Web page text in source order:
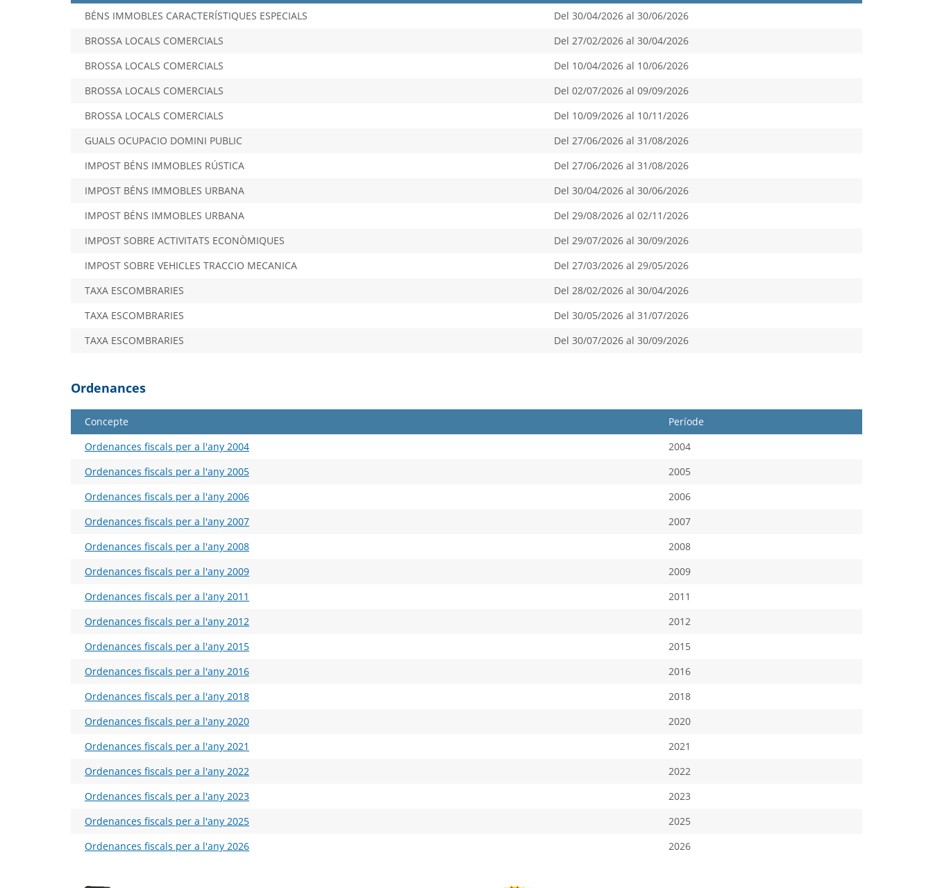
BÉNS IMMOBLES CARACTERÍSTIQUES ESPECIALS
Del 30/04/2026 al 30/06/2026
BROSSA LOCALS COMERCIALS
Del 27/02/2026 al 30/04/2026
BROSSA LOCALS COMERCIALS
Del 10/04/2026 al 10/06/2026
BROSSA LOCALS COMERCIALS
Del 02/07/2026 al 09/09/2026
BROSSA LOCALS COMERCIALS
Del 10/09/2026 al 10/11/2026
GUALS OCUPACIO DOMINI PUBLIC
Del 27/06/2026 al 31/08/2026
IMPOST BÉNS IMMOBLES RÚSTICA
Del 27/06/2026 al 31/08/2026
IMPOST BÉNS IMMOBLES URBANA
Del 30/04/2026 al 30/06/2026
IMPOST BÉNS IMMOBLES URBANA
Del 29/08/2026 al 02/11/2026
IMPOST SOBRE ACTIVITATS ECONÒMIQUES
Del 29/07/2026 al 30/09/2026
IMPOST SOBRE VEHICLES TRACCIO MECANICA
Del 27/03/2026 al 29/05/2026
TAXA ESCOMBRARIES
Del 28/02/2026 al 30/04/2026
TAXA ESCOMBRARIES
Del 30/05/2026 al 31/07/2026
TAXA ESCOMBRARIES
Del 30/07/2026 al 30/09/2026
Ordenances
Concepte
Període
Ordenances fiscals per a l'any 2004
2004
Ordenances fiscals per a l'any 2005
2005
Ordenances fiscals per a l'any 2006
2006
Ordenances fiscals per a l'any 2007
2007
Ordenances fiscals per a l'any 2008
2008
Ordenances fiscals per a l'any 2009
2009
Ordenances fiscals per a l'any 2011
2011
Ordenances fiscals per a l'any 2012
2012
Ordenances fiscals per a l'any 2015
2015
Ordenances fiscals per a l'any 2016
2016
Ordenances fiscals per a l'any 2018
2018
Ordenances fiscals per a l'any 2020
2020
Ordenances fiscals per a l'any 2021
2021
Ordenances fiscals per a l'any 2022
2022
Ordenances fiscals per a l'any 2023
2023
Ordenances fiscals per a l'any 2025
2025
Ordenances fiscals per a l'any 2026
2026